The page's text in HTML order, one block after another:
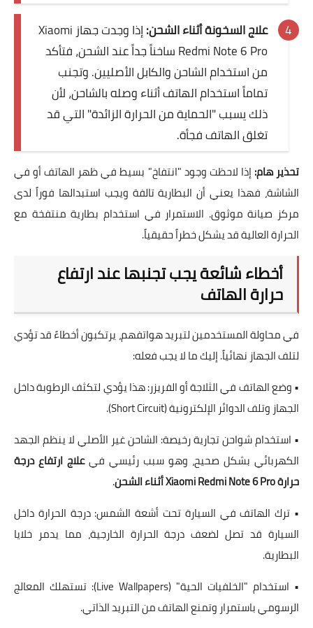
علاج السخونة أثناء الشحن:
إذا وجدت جهاز Xiaomi
Redmi Note 6 Pro ساخناً جداً عند الشحن، فتأكد
من استخدام الشاحن والكابل الأصليين. وتجنب
تماماً استخدام الهاتف أثناء وصله بالشاحن، لأن
ذلك يسبب "الحماية من الحرارة الزائدة" التي قد
تغلق الهاتف فجأة.
تحذير هام: إذا لاحظت وجود "انتفاخ" بسيط في ظهر الهاتف أو في
الشاشة، فهذا يعني أن البطارية تالفة ويجب استبدالها فوراً لدى
مركز صيانة موثوق. الاستمرار في استخدام بطارية منتفخة مع
الحرارة العالية قد يشكل خطراً حقيقياً.
أخطاء شائعة يجب تجنبها عند ارتفاع
حرارة الهاتف
في محاولة المستخدمين لتبريد هواتفهم، يرتكبون أخطاءً قد تؤدي
لتلف الجهاز نهائياً. إليك ما لا يجب فعله:
• وضع الهاتف في الثلاجة أو الفريزر: هذا يؤدي لتكثف الرطوبة داخل
الجهاز وتلف الدوائر الإلكترونية (Short Circuit).
• استخدام شواحن تجارية رخيصة: الشاحن غير الأصلي لا ينظم الجهد
الكهربائي بشكل صحيح، وهو سبب رئيسي فيعلاج ارتفاع درجة
حرارة Xiaomi Redmi Note 6 Pro أثناء الشحن
.
• ترك الهاتف في السيارة تحت أشعة الشمس: درجة الحرارة داخل
السيارة قد تصل لضعف درجة الحرارة الخارجية، مما يدمر خلايا
البطارية.
• استخدام "الخلفيات الحية" (Live Wallpapers): تستهلك المعالج
الرسومي باستمرار وتمنع الهاتف من التبريد الذاتي.